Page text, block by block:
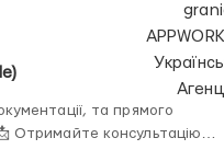
та прямого